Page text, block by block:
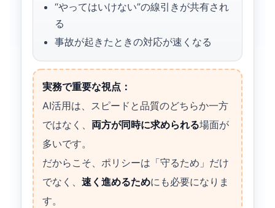
“やってはいけない”の線引きが共有され
る
事故が起きたときの対応が速くなる
実務で重要な視点：
AI活用は、スピードと品質のどちらか一方
ではなく、 両方が同時に求められる場面が
多いです。
だからこそ、ポリシーは「守るため」だけ
でなく、 速く進めるためにも必要になりま
す。